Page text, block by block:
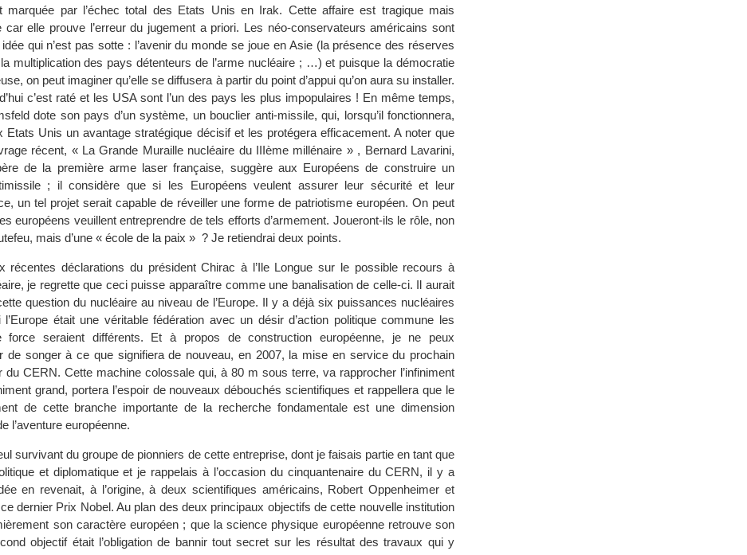
marquée par l’échec total des Etats Unis en Irak. Cette affaire est tragique mais
car elle prouve l’erreur du jugement a priori. Les néo-conservateurs américains sont
idée qui n’est pas sotte : l’avenir du monde se joue en Asie (la présence des réserves
multiplication des pays détenteurs de l’arme nucléaire ; …) et puisque la démocratie
on peut imaginer qu’elle se diffusera à partir du point d’appui qu’on aura su installer.
c’est raté et les USA sont l’un des pays les plus impopulaires ! En même temps,
dote son pays d’un système, un bouclier anti-missile, qui, lorsqu’il fonctionnera,
Etats Unis un avantage stratégique décisif et les protégera efficacement. A noter que
récent, « La Grande Muraille nucléaire du IIIème millénaire » , Bernard Lavarini,
de la première arme laser française, suggère aux Européens de construire un
; il considère que si les Européens veulent assurer leur sécurité et leur
un tel projet serait capable de réveiller une forme de patriotisme européen. On peut
européens veuillent entreprendre de tels efforts d’armement. Joueront-ils le rôle, non
mais d’une « école de la paix » ? Je retiendrai deux points.
récentes déclarations du président Chirac à l’Ile Longue sur le possible recours à
je regrette que ceci puisse apparaître comme une banalisation de celle-ci. Il aurait
question du nucléaire au niveau de l’Europe. Il y a déjà six puissances nucléaires
était une véritable fédération avec un désir d’action politique commune les
force seraient différents. Et à propos de construction européenne, je ne peux
de songer à ce que signifiera de nouveau, en 2007, la mise en service du prochain
du CERN. Cette machine colossale qui, à 80 m sous terre, va rapprocher l’infiniment
grand, portera l’espoir de nouveaux débouchés scientifiques et rappellera que le
de cette branche importante de la recherche fondamentale est une dimension
l’aventure européenne.
survivant du groupe de pionniers de cette entreprise, dont je faisais partie en tant que
et diplomatique et je rappelais à l’occasion du cinquantenaire du CERN, il y a
en revenait, à l’origine, à deux scientifiques américains, Robert Oppenheimer et
dernier Prix Nobel. Au plan des deux principaux objectifs de cette nouvelle institution
son caractère européen ; que la science physique européenne retrouve son
objectif était l’obligation de bannir tout secret sur les résultat des travaux qui y